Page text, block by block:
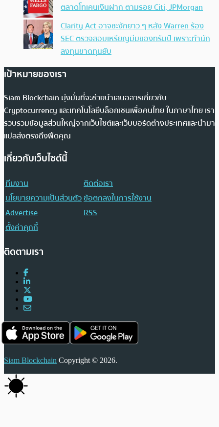
ตลาดโทเคนเงินฝาก ตามรอย Citi, JPMorgan
Clarity Act อาจชะงักยาว ๆ หลัง Warren ร้อง
SEC ตรวจสอบเหรียญมีมของทรัมป์ เพราะทำนัก
ลงทุนขาดทุนยับ
เป้าหมายของเรา
Siam Blockchain มุ่งมั่นที่จะช่วยนำเสนอสารเกี่ยวกับ
Cryptocurrency และเทคโนโลยีบล็อกเชนเพื่อคนไทย ในภาษาไทย เรา
รวบรวมข้อมูลส่วนใหญ่จากเว็บไซต์และเว็บบอร์ดต่างประเทศและนำมา
แปลส่งตรงถึงฟีดคุณ
เกี่ยวกับเว็บไซต์นี้
ทีมงาน
ติดต่อเรา
นโยบายความเป็นส่วนตัวข้อตกลงในการใช้งาน
Advertise
RSS
ตั้งค่าคุกกี้
ติดตามเรา
Siam Blockchain Copyright © 2026.